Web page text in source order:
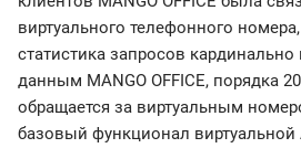
виртуального телефонного
статистика запросов
данным MANGO OFFICE, порядка
обращается за виртуальным
базовый функционал